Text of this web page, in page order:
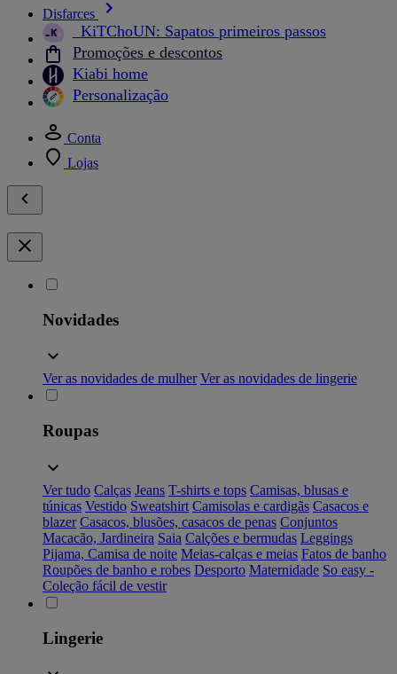
Disfarces
_KiTChoUN: Sapatos primeiros passos
Promoções e descontos
Kiabi home
Personalização
Conta
Lojas
Novidades
Ver as novidades de mulher Ver as novidades de lingerie
Roupas
Ver tudo Calças Jeans T-shirts e tops Camisas, blusas e
túnicas Vestido Sweatshirt Camisolas e cardigãs Casacos e
blazer Casacos, blusões, casacos de penas Conjuntos
Macacão, Jardineira Saia Calções e bermudas Leggings
Pijama, Camisa de noite Meias-calças e meias Fatos de banho
Roupões de banho e robes Desporto Maternidade So easy -
Coleção fácil de vestir
Lingerie